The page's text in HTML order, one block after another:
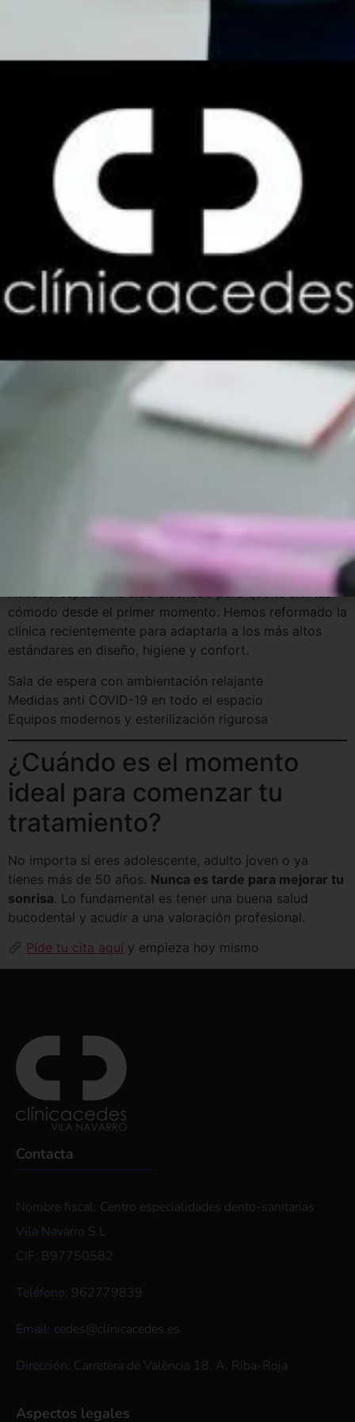
el Mas Nou: ¿Por qué elegir
excelencia odontológica
, sino también por un trato
humano, cercano y familiar
Clínica Cedes Ribarroja
te ofrecemos:
1. Un equipo altamente
cualificado
Nuestro equipo está liderado por laDra. Clara M.
Ferrer, ortodoncista colegiada y profesora asociada en
la Universidad Católica de Valencia. Su experiencia y
formación garantizan un enfoque preciso, ético y
2. Tecnología de última
Contamos con herramientas digitales para
diagnósticos
precisos y planes personalizados: escáneres
intraorales, software de simulación 3D y radiología
3. Instalaciones acogedoras y
Nuestro espacio ha sido diseñado para que te sientas
cómodo desde el primer momento. Hemos reformado la
clínica recientemente para adaptarla a los más altos
estándares en diseño, higiene y confort.
Sala de espera con ambientación relajante
Medidas anti COVID-19 en todo el espacio
Equipos modernos y esterilización rigurosa
¿Cuándo es el momento
ideal para comenzar tu
tratamiento?
No importa si eres adolescente, adulto joven o ya
tienes más de 50 años. Nunca es tarde para mejorar tu
sonrisa. Lo fundamental es tener una buena salud
bucodental y acudir a una valoración profesional.
Píde tu cita aquí y empieza hoy mismo
Contacta
Nombre fiscal: Centro especialidades dento-sanitarias
Vila Navarro S.L
CIF: B97750582
Teléfono: 962779839
Email: cedes@clinicacedes.es
Dirección: Carretera de València 18, A. Riba-Roja
Aspectos legales